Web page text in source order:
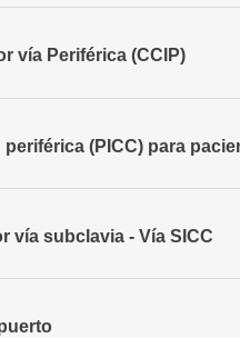
vía Periférica (CCIP)
(PICC) para
vía subclavia - Vía SICC